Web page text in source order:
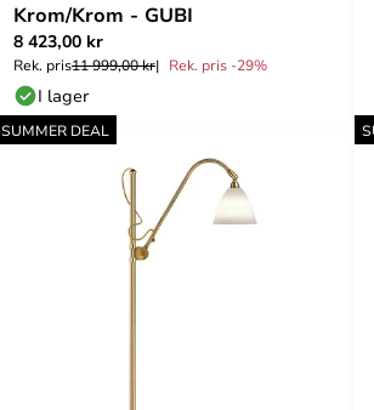
Krom/Krom - GUBI
8 423,00 kr
Rek. pris11 999,00 kr Rek. pris -29%
I lager
SUMMER DEAL